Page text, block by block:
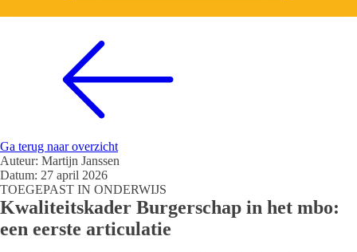
Ga terug naar overzicht
Auteur: Martijn Janssen
Datum: 27 april 2026
TOEGEPAST IN ONDERWIJS
Kwaliteitskader Burgerschap in het mbo:
een eerste articulatie